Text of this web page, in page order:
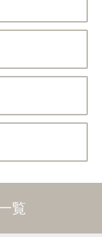
覧